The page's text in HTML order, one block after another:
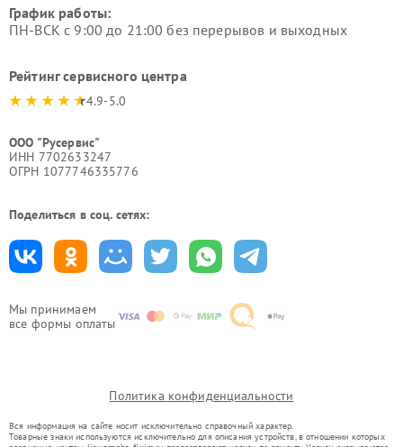
Мы принимаем
все формы оплаты
График работы:
ПН-ВСК с 9:00 до 21:00 без перерывов и выходных
Рейтинг сервисного центра
4.9-5.0
ООО "Русервис"
ИНН 7702633247
ОГРН 1077746335776
Поделиться в соц. сетях:
Политика конфиденциальности
Вся информация на сайте носит исключительно справочный характер.
Товарные знаки используются исключительно для описания устройств, в отношении которых